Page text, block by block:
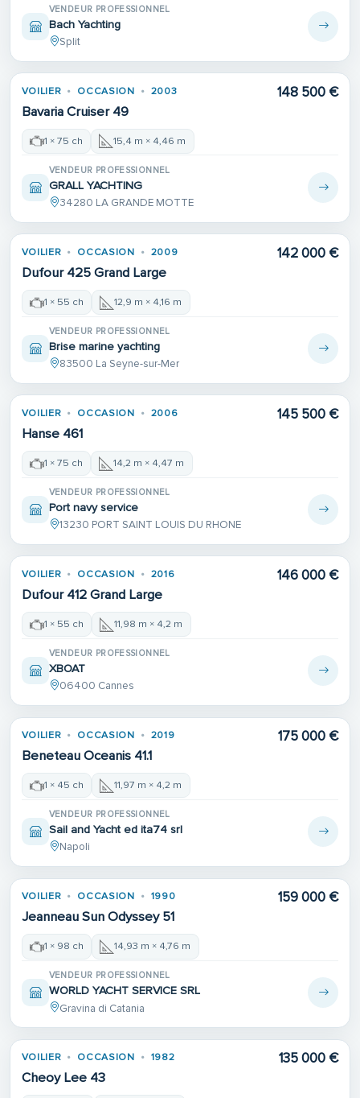
VENDEUR PROFESSIONNEL
Bach Yachting
Split
VOILIER OCCASION 2003
Bavaria Cruiser 49
148 500 €
1 × 75 ch 15,4 m × 4,46 m
VENDEUR PROFESSIONNEL
GRALL YACHTING
34280 LA GRANDE MOTTE
VOILIER OCCASION 2009
Dufour 425 Grand Large
142 000 €
1 × 55 ch 12,9 m × 4,16 m
VENDEUR PROFESSIONNEL
Brise marine yachting
83500 La Seyne-sur-Mer
VOILIER OCCASION 2006
Hanse 461
145 500 €
1 × 75 ch 14,2 m × 4,47 m
VENDEUR PROFESSIONNEL
Port navy service
13230 PORT SAINT LOUIS DU RHONE
VOILIER OCCASION 2016
Dufour 412 Grand Large
146 000 €
1 × 55 ch 11,98 m × 4,2 m
VENDEUR PROFESSIONNEL
XBOAT
06400 Cannes
VOILIER OCCASION 2019
Beneteau Oceanis 41.1
175 000 €
1 × 45 ch 11,97 m × 4,2 m
VENDEUR PROFESSIONNEL
Sail and Yacht ed ita74 srl
Napoli
VOILIER OCCASION 1990
Jeanneau Sun Odyssey 51
159 000 €
1 × 98 ch 14,93 m × 4,76 m
VENDEUR PROFESSIONNEL
WORLD YACHT SERVICE SRL
Gravina di Catania
VOILIER OCCASION 1982
Cheoy Lee 43
135 000 €